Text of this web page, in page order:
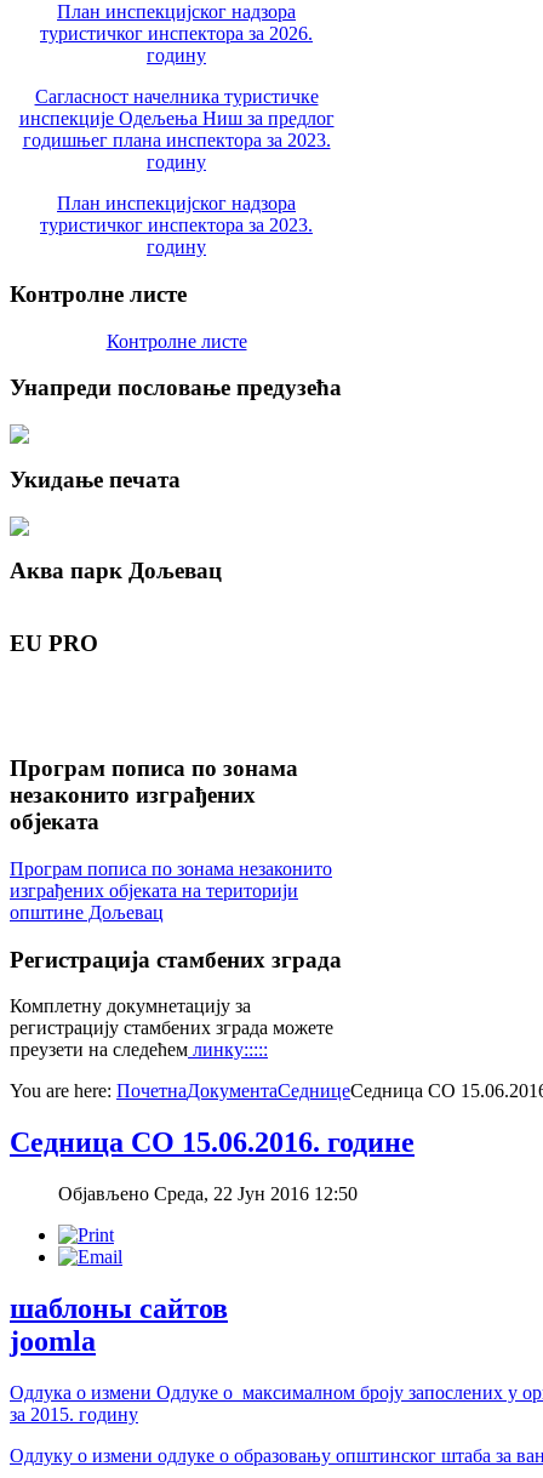
План инспекцијског надзора
туристичког инспектора за 2026.
годину
Сагласност начелника туристичке
инспекције Одељења Ниш за предлог
годишњег плана инспектора за 2023.
годину
План инспекцијског надзора
туристичког инспектора за 2023.
годину
Контролне листе
Контролне листе
Унапреди пословање предузећа
Укидање печата
Аква парк Дољевац
EU PRO
Програм пописа по зонама
незаконито изграђених
објеката
Програм пописа по зонама незаконито
изграђених објеката на територији
општине Дољевац
Регистрација стамбених зграда
Комплетну докумнетацију за
регистрацију стамбених зграда можете
преузети на следећем линку:::::
You are here: ПочетнаДокументаСедницеСедница СО
Седница СО 15.06.2016. године
Објављено Среда, 22 Јун 2016 12:50
шаблоны сайтов
joomla
Одлука о измени Одлуке о максималном броју запослених у
за 2015. годину
Одлуку о измени одлуке o образовању општинског штаба за